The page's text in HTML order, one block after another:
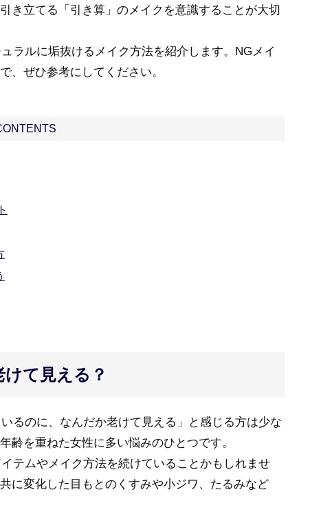
き立てる「引き算」のメイクを意識することが大切
ラルに垢抜けるメイク方法を紹介します。NGメイ
、ぜひ参考にしてください。
て見える？
るのに、なんだか老けて見える」と感じる方は少な
齢を重ねた女性に多い悩みのひとつです。
テムやメイク方法を続けていることかもしれませ
に変化した目もとのくすみや小ジワ、たるみなど